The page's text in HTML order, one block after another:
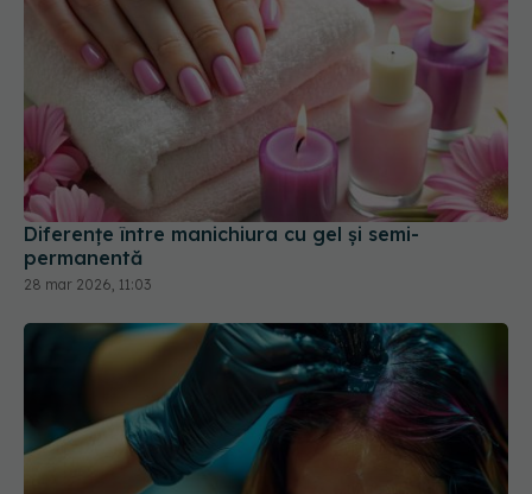
Diferențe între manichiura cu gel și semi-
permanentă
28 mar 2026, 11:03